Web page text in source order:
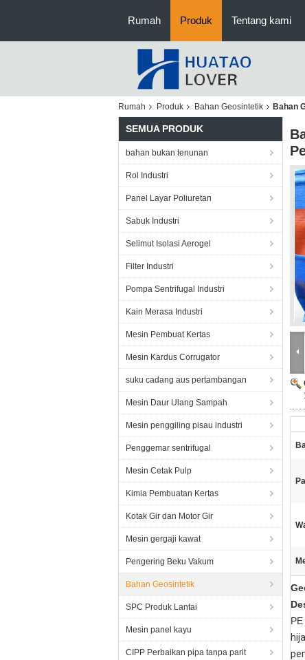
Rumah Produk Tentang kami
Rumah Produk Bahan Geosintetik Bahan
SEMUA PRODUK
bahan bukan tenunan
Rol Industri
Panel Layar Poliuretan
Sabuk Industri
Selimut Isolasi Aerogel
Filter Industri
Pompa Sentrifugal Industri
Kain Merasa Industri
Mesin Pembuat Kertas
Mesin Kardus Corrugator
suku cadang aus pertambangan
Mesin Daur Ulang Sampah
Mesin penggiling pisau industri
Penggemar sentrifugal
Mesin Cetak Pulp
Kimia Pembuatan Kertas
Kotak Gir dan Motor Gir
Mesin gergaji kawat
Pengering Beku Vakum
Bahan Geosintetik
SPC Produk Lantai
Mesin panel kayu
CIPP Perbaikan pipa tanpa parit